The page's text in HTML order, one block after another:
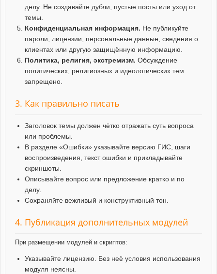
делу. Не создавайте дубли, пустые посты или уход от
темы.
Конфиденциальная информация. Не публикуйте
пароли, лицензии, персональные данные, сведения о
клиентах или другую защищённую информацию.
Политика, религия, экстремизм. Обсуждение
политических, религиозных и идеологических тем
запрещено.
3. Как правильно писать
Заголовок темы должен чётко отражать суть вопроса
или проблемы.
В разделе «Ошибки» указывайте версию ГИС, шаги
воспроизведения, текст ошибки и прикладывайте
скриншоты.
Описывайте вопрос или предложение кратко и по
делу.
Сохраняйте вежливый и конструктивный тон.
4. Публикация дополнительных модулей
При размещении модулей и скриптов:
Указывайте лицензию. Без неё условия использования
модуля неясны.